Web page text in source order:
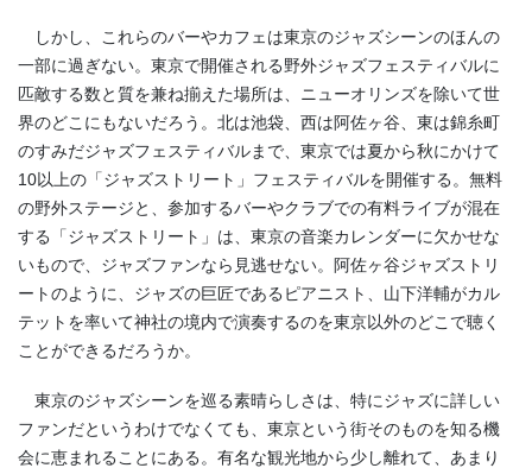
しかし、これらのバーやカフェは東京のジャズシーンのほんの
一部に過ぎない。東京で開催される野外ジャズフェスティバルに
匹敵する数と質を兼ね揃えた場所は、ニューオリンズを除いて世
界のどこにもないだろう。北は池袋、西は阿佐ヶ谷、東は錦糸町
のすみだジャズフェスティバルまで、東京では夏から秋にかけて
10以上の「ジャズストリート」フェスティバルを開催する。無料
の野外ステージと、参加するバーやクラブでの有料ライブが混在
する「ジャズストリート」は、東京の音楽カレンダーに欠かせな
いもので、ジャズファンなら見逃せない。阿佐ヶ谷ジャズストリ
ートのように、ジャズの巨匠であるピアニスト、山下洋輔がカル
テットを率いて神社の境内で演奏するのを東京以外のどこで聴く
ことができるだろうか。
東京のジャズシーンを巡る素晴らしさは、特にジャズに詳しい
ファンだというわけでなくても、東京という街そのものを知る機
会に恵まれることにある。有名な観光地から少し離れて、あまり